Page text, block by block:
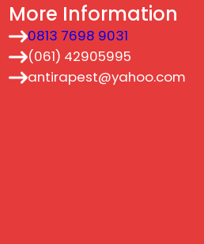
More Information
0813 7698 9031
(061) 42905995
antirapest@yahoo.com